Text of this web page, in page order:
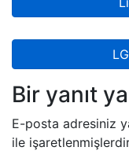
Bir yanıt
E-posta adresiniz
ile